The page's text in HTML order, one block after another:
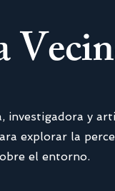
investigadora y
explorar la
el entorno.